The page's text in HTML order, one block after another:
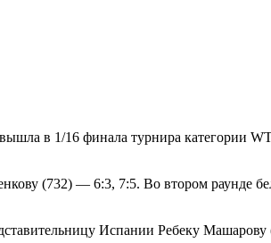
в 1/16 финала турнира категории
(732) — 6:3, 7:5. Во втором раунде
Испании Ребеку